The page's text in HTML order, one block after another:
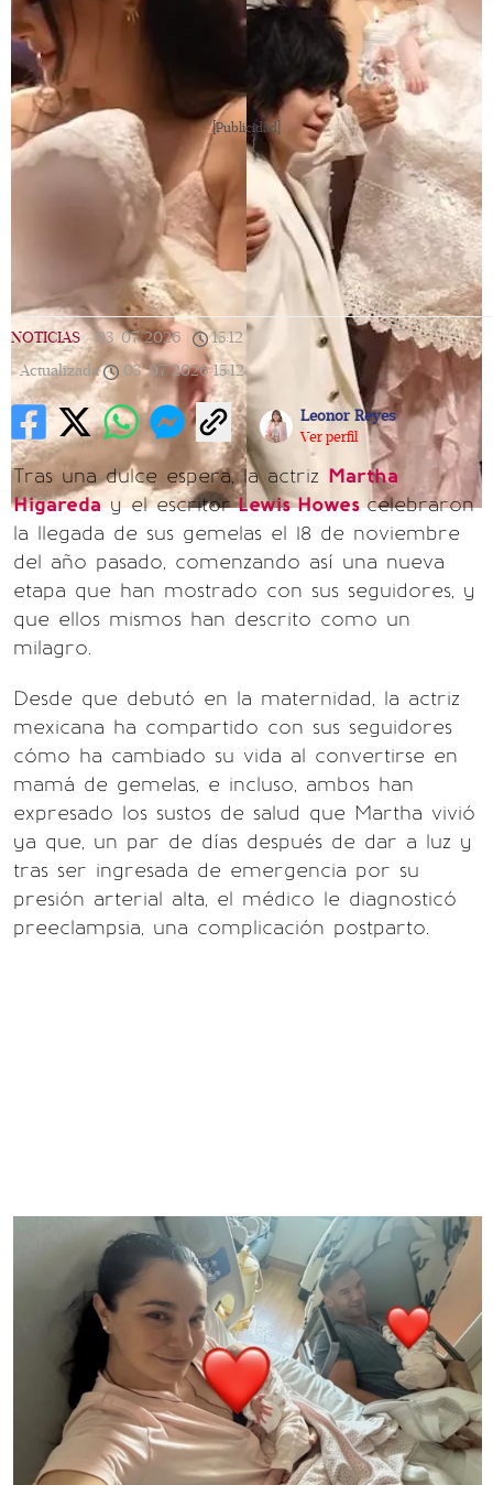
[Publicidad]
NOTICIAS | 03/07/2026 15:12 |
Actualizada
03/07/2026 15:12
Leonor Reyes
Ver perfil
Tras una dulce espera, la actriz Martha
Higareday el escritorLewis Howescelebraron
la llegada de sus gemelas el 18 de noviembre
del año pasado, comenzando así una nueva
etapa que han mostrado con sus seguidores, y
que ellos mismos han descrito como un
milagro.
Desde que debutó en la maternidad, la actriz
mexicana ha compartido con sus seguidores
cómo ha cambiado su vida al convertirse en
mamá de gemelas, e incluso, ambos han
expresado los sustos de salud que Martha vivió
ya que, un par de días después de dar a luz y
tras ser ingresada de emergencia por su
presión arterial alta, el médico le diagnosticó
preeclampsia, una complicación postparto.